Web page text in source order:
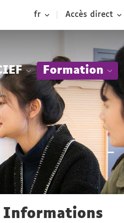
fr Accès direct
Formation
Informations